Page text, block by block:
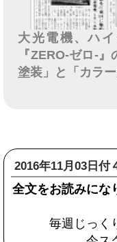
大光電機、ハ
『ZERO-ゼロ-
塗装」と「カラ
2016年11月03日付
全文をお読みにな
毎週じっく